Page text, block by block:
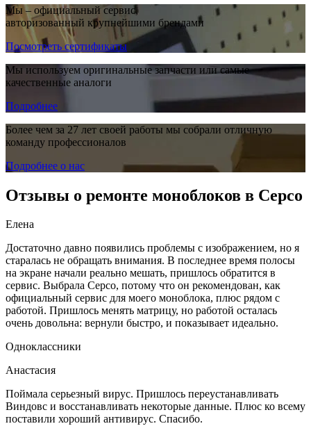
Мы – официальный сервис,
авторизованный крупнейшими брендами
Посмотреть сертификаты
Мы используем оригинальные запчасти или самые
качественные аналоги
Подробнее
Более чем за 27 лет своей работы мы собрали отличную
команду профессионалов
Подробнее о нас
Отзывы о ремонте моноблоков в Серсо
Елена
Достаточно давно появились проблемы с изображением, но я
старалась не обращать внимания. В последнее время полосы
на экране начали реально мешать, пришлось обратится в
сервис. Выбрала Серсо, потому что он рекомендован, как
официальный сервис для моего моноблока, плюс рядом с
работой. Пришлось менять матрицу, но работой осталась
очень довольна: вернули быстро, и показывает идеально.
Одноклассники
Анастасия
Поймала серьезный вирус. Пришлось переустанавливать
Виндовс и восстанавливать некоторые данные. Плюс ко всему
поставили хороший антивирус. Спасибо.